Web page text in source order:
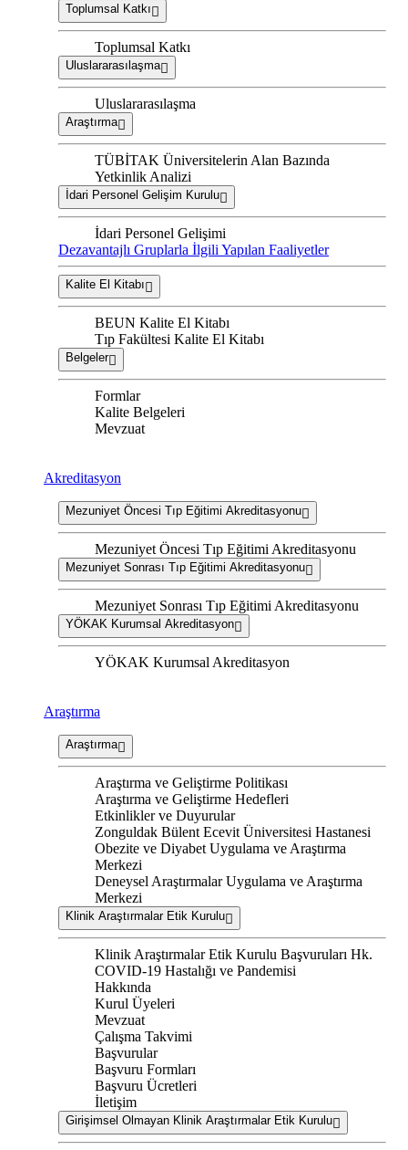
Toplumsal Katkı
Toplumsal Katkı
Uluslararasılaşma
Uluslararasılaşma
Araştırma
TÜBİTAK Üniversitelerin Alan Bazında
Yetkinlik Analizi
İdari Personel Gelişim Kurulu
İdari Personel Gelişimi
Dezavantajlı Gruplarla İlgili Yapılan Faaliyetler
Kalite El Kitabı
BEUN Kalite El Kitabı
Tıp Fakültesi Kalite El Kitabı
Belgeler
Formlar
Kalite Belgeleri
Mevzuat
Akreditasyon
Mezuniyet Öncesi Tıp Eğitimi Akreditasyonu
Mezuniyet Öncesi Tıp Eğitimi Akreditasyonu
Mezuniyet Sonrası Tıp Eğitimi Akreditasyonu
Mezuniyet Sonrası Tıp Eğitimi Akreditasyonu
YÖKAK Kurumsal Akreditasyon
YÖKAK Kurumsal Akreditasyon
Araştırma
Araştırma
Araştırma ve Geliştirme Politikası
Araştırma ve Geliştirme Hedefleri
Etkinlikler ve Duyurular
Zonguldak Bülent Ecevit Üniversitesi Hastanesi
Obezite ve Diyabet Uygulama ve Araştırma
Merkezi
Deneysel Araştırmalar Uygulama ve Araştırma
Merkezi
Klinik Araştırmalar Etik Kurulu
Klinik Araştırmalar Etik Kurulu Başvuruları Hk.
COVID-19 Hastalığı ve Pandemisi
Hakkında
Kurul Üyeleri
Mevzuat
Çalışma Takvimi
Başvurular
Başvuru Formları
Başvuru Ücretleri
İletişim
Girişimsel Olmayan Klinik Araştırmalar Etik Kurulu